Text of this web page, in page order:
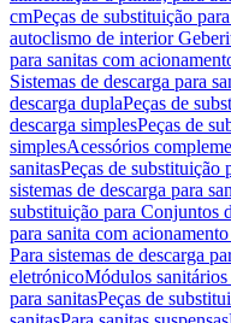
cmPeças de substituição
autoclismo de interior
para sanitas com
Sistemas de descarga para
descarga duplaPeças de
descarga simplesPeças de
simplesAcessórios
sanitasPeças de substituição
sistemas de descarga para
substituição para Conjuntos
para sanita com
Para sistemas de descarga
eletrónicoMódulos
para sanitasPeças de